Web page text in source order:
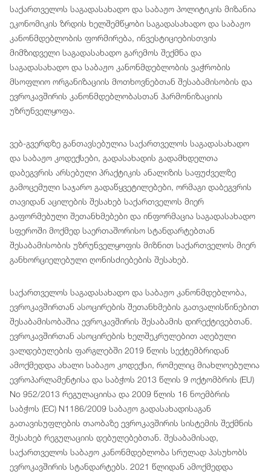
საქართველოს საგადასახადო და საბაჟო პოლიტიკის მიზანია
ეკონომიკის ზრდის ხელშემწყობი საგადასახადო და საბაჟო
კანონმდებლობის ფორმირება, ინვესტიციებისთვის
მიმზიდველი საგადასახადო გარემოს შექმნა და
საგადასახადო და საბაჟო კანონმდებლობის ვაჭრობის
მსოფლიო ორგანიზაციის მოთხოვნებთან შესაბამისობის და
ევროკავშირის კანონმდებლობასთან ჰარმონიზაციის
უზრუნველყოფა.
ვებ-გვერდზე განთავსებულია საქართველოს საგადასახადო
და საბაჟო კოდექსები, გადასახადის გადამხდელთა
დაბეგვრის არსებული პრაქტიკის ანალიზის საფუძველზე
გამოცემული საჯარო გადაწყვეტილებები, ორმაგი დაბეგვრის
თავიდან აცილების შესახებ საქართველოს მიერ
გაფორმებული შეთანხმებები და ინფორმაცია საგადასახადო
სფეროში მოქმედ საერთაშორისო სტანდარტებთან
შესაბამისობის უზრუნველყოფის მიზნით საქართველოს მიერ
განხორციელებული ღონისძიებების შესახებ.
საქართველოს საგადასახადო და საბაჟო კანონმდებლობა,
ევროკავშირთან ასოცირების შეთანხმების გათვალისწინებით
შესაბამისობაშია ევროკავშირის შესაბამის დირექტივებთან.
ევროკავშირთან ასოცირების ხელშეკრულებით აღებული
ვალდებულების ფარგლებში 2019 წლის სექტემბრიდან
ამოქმედდა ახალი საბაჟო კოდექსი, რომელიც მიახლოებულია
ევროპარლამენტისა და საბჭოს 2013 წლის 9 ოქტომბრის (EU)
No 952/2013 რეგულაციისა და 2009 წლის 16 ნოემბრის
საბჭოს (EC) N1186/2009 საბაჟო გადასახადისაგან
გათავისუფლების თაობაზე ევროკავშირის სისტემის შექმნის
შესახებ რეგულაციის დებულებებთან. შესაბამისად,
საქართველოს საბაჟო კანონმდებლობა სრულად პასუხობს
ევროკავშირის სტანდარტებს. 2021 წლიდან ამოქმედდა